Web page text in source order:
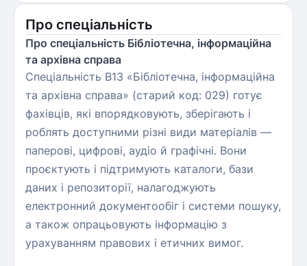
Про спеціальність
Про спеціальність Бібліотечна, інформаційна
та архівна справа
Спеціальність B13 «Бібліотечна, інформаційна
та архівна справа» (старий код: 029) готує
фахівців, які впорядковують, зберігають і
роблять доступними різні види матеріалів —
паперові, цифрові, аудіо й графічні. Вони
проєктують і підтримують каталоги, бази
даних і репозиторії, налагоджують
електронний документообіг і системи пошуку,
а також опрацьовують інформацію з
урахуванням правових і етичних вимог.